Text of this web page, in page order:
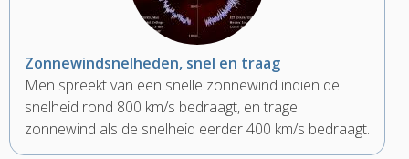
Zonnewindsnelheden, snel en traag
Men spreekt van een snelle zonnewind indien de
snelheid rond 800 km/s bedraagt, en trage
zonnewind als de snelheid eerder 400 km/s bedraagt.